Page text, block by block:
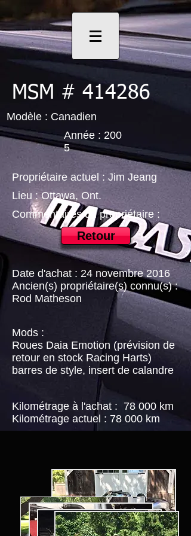
MSM # 414286
Modèle : Canadien
Année : 200
5
Propriétaire actuel : Jim Jeang
Lieu : Ottawa, Ont.
Commentaires du propriétaire :
Retour
Date d'achat : 24 novembre 2016
Ancien(s) propriétaire(s) connu(s) :
Rod Matheson
Mods :
Roues Daia Emotion (prévision de
retour en stock Racing Harts)
barres de style, insert de calandre
Kilométrage à l'achat : 78 000 km
Kilométrage actuel : 78 000 km